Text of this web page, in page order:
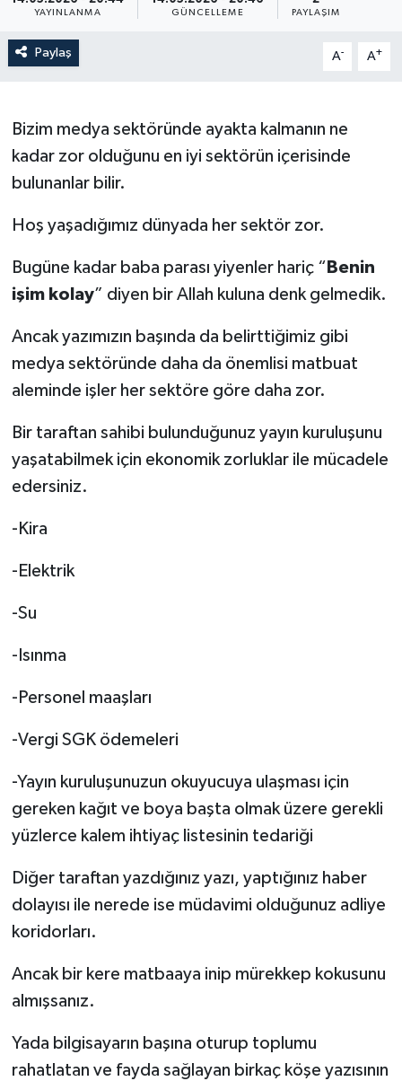
YAYINLANMA GÜNCELLEME PAYLAŞIM
Paylaş A- A+
Bizim medya sektöründe ayakta kalmanın ne
kadar zor olduğunu en iyi sektörün içerisinde
bulunanlar bilir.
Hoş yaşadığımız dünyada her sektör zor.
Bugüne kadar baba parası yiyenler hariç “ Benin
işim kolay” diyen bir Allah kuluna denk gelmedik.
Ancak yazımızın başında da belirttiğimiz gibi
medya sektöründe daha da önemlisi matbuat
aleminde işler her sektöre göre daha zor.
Bir taraftan sahibi bulunduğunuz yayın kuruluşunu
yaşatabilmek için ekonomik zorluklar ile mücadele
edersiniz.
-Kira
-Elektrik
-Su
-Isınma
-Personel maaşları
-Vergi SGK ödemeleri
-Yayın kuruluşunuzun okuyucuya ulaşması için
gereken kağıt ve boya başta olmak üzere gerekli
yüzlerce kalem ihtiyaç listesinin tedariği
Diğer taraftan yazdığınız yazı, yaptığınız haber
dolayısı ile nerede ise müdavimi olduğunuz adliye
koridorları.
Ancak bir kere matbaaya inip mürekkep kokusunu
almışsanız.
Yada bilgisayarın başına oturup toplumu
rahatlatan ve fayda sağlayan birkaç köşe yazısının